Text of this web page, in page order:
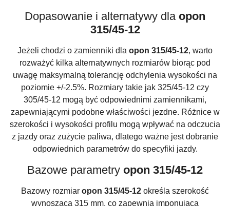
Dopasowanie i alternatywy dla opon
315/45-12
Jeżeli chodzi o zamienniki dla opon 315/45-12, warto
rozważyć kilka alternatywnych rozmiarów biorąc pod
uwagę maksymalną tolerancję odchylenia wysokości na
poziomie +/-2.5%. Rozmiary takie jak 325/45-12 czy
305/45-12 mogą być odpowiednimi zamiennikami,
zapewniającymi podobne właściwości jezdne. Różnice w
szerokości i wysokości profilu mogą wpływać na odczucia
z jazdy oraz zużycie paliwa, dlatego ważne jest dobranie
odpowiednich parametrów do specyfiki jazdy.
Bazowe parametry opon 315/45-12
Bazowy rozmiar opon 315/45-12 określa szerokość
wynoszącą 315 mm, co zapewnia imponującą